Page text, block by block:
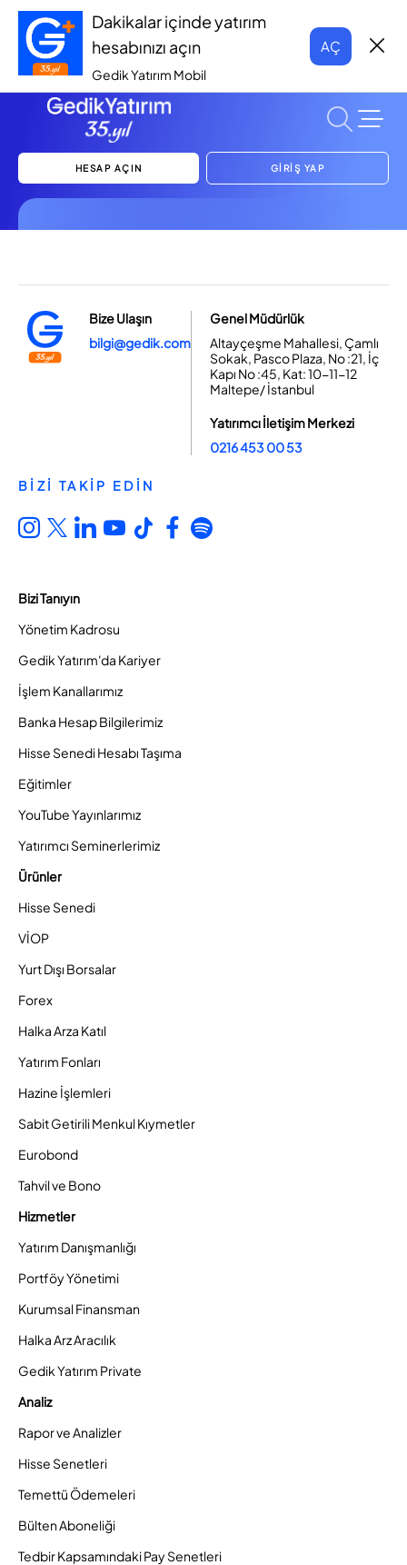
Dakikalar içinde yatırım
hesabınızı açın
Gedik Yatırım Mobil
AÇ
HESAP AÇIN GİRİŞ YAP
Bize Ulaşın
bilgi@gedik.com
Genel Müdürlük
Altayçeşme Mahallesi, Çamlı
Sokak, Pasco Plaza, No :21, İç
Kapı No :45, Kat: 10-11-12
Maltepe/ İstanbul
Yatırımcı İletişim Merkezi
0216 453 00 53
BİZİ TAKİP EDİN
Bizi Tanıyın
Yönetim Kadrosu
Gedik Yatırım'da Kariyer
İşlem Kanallarımız
Banka Hesap Bilgilerimiz
Hisse Senedi Hesabı Taşıma
Eğitimler
YouTube Yayınlarımız
Yatırımcı Seminerlerimiz
Ürünler
Hisse Senedi
VİOP
Yurt Dışı Borsalar
Forex
Halka Arza Katıl
Yatırım Fonları
Hazine İşlemleri
Sabit Getirili Menkul Kıymetler
Eurobond
Tahvil ve Bono
Hizmetler
Yatırım Danışmanlığı
Portföy Yönetimi
Kurumsal Finansman
Halka Arz Aracılık
Gedik Yatırım Private
Analiz
Rapor ve Analizler
Hisse Senetleri
Temettü Ödemeleri
Bülten Aboneliği
Tedbir Kapsamındaki Pay Senetleri